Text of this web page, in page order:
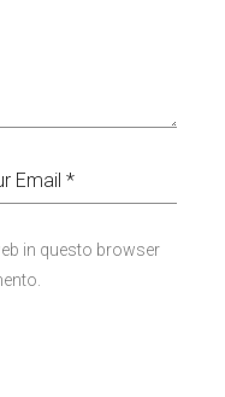
in questo browser